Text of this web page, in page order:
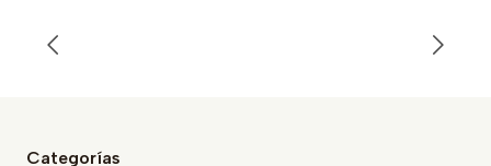
Categorías